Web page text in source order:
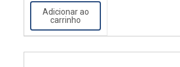
Adicionar ao
carrinho